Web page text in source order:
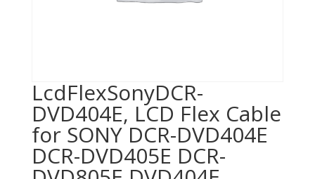
LcdFlexSonyDCR-
DVD404E, LCD Flex Cable
for SONY DCR-DVD404E
DCR-DVD405E DCR-